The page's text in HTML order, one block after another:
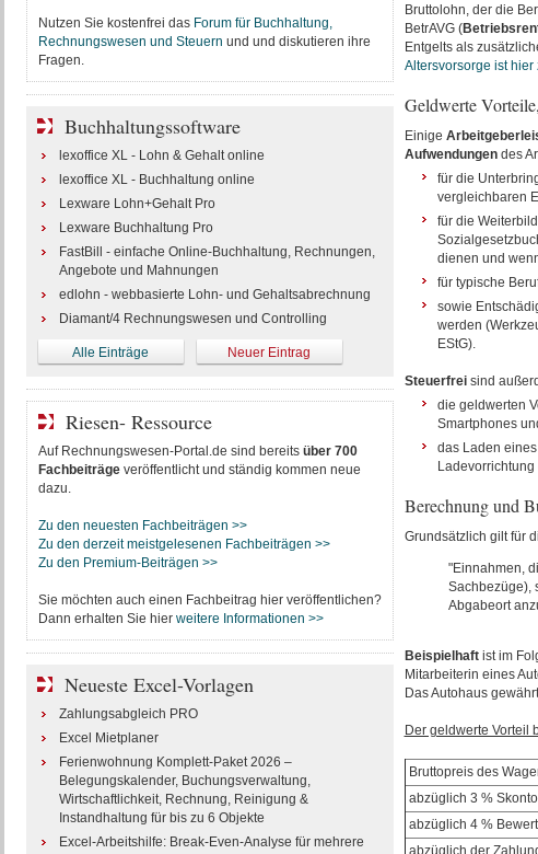
Bruttolohn, der die
BetrAVG (
Entgelts als
Altersvorsorge ist hier
Geldwerte
Einige
Aufwendungendes
für die
vergleichbaren
für die
dienen und
für typische
sowie
werden
EStG).
Steuerfreisind
die geldwerten
Smartphones
das Laden
Ladevorrichtung
Berechnung und
Grundsätzlich gilt für
"Einnahmen,
Sachbezüge),
Abgabeort
Beispielhaftist im
Mitarbeiterin eines
Das Autohaus
Der geldwerte Vorteil
Bruttopreis des
abzüglich 3 %
abzüglich 4 %
abzüglich der
Nutzen Sie kostenfrei das Forum für Buchhaltung,
Rechnungswesen und Steuern und und diskutieren ihre
Fragen.
Buchhaltungssoftware
lexoffice XL - Lohn & Gehalt online
lexoffice XL - Buchhaltung online
Lexware Lohn+Gehalt Pro
Lexware Buchhaltung Pro
FastBill - einfache Online-Buchhaltung, Rechnungen,
Angebote und Mahnungen
edlohn - webbasierte Lohn- und Gehaltsabrechnung
Diamant/4 Rechnungswesen und Controlling
Alle Einträge Neuer Eintrag
Riesen- Ressource
Auf Rechnungswesen-Portal.de sind bereits über 700
Fachbeiträgeveröffentlicht und ständig kommen neue
dazu.
Zu den neuesten Fachbeiträgen >>
Zu den derzeit meistgelesenen Fachbeiträgen >>
Zu den Premium-Beiträgen >>
Sie möchten auch einen Fachbeitrag hier veröffentlichen?
Dann erhalten Sie hier weitere Informationen >>
Neueste Excel-Vorlagen
Zahlungsabgleich PRO
Excel Mietplaner
Ferienwohnung Komplett-Paket 2026 –
Belegungskalender, Buchungsverwaltung,
Wirtschaftlichkeit, Rechnung, Reinigung &
Instandhaltung für bis zu 6 Objekte
Excel-Arbeitshilfe: Break-Even-Analyse für mehrere